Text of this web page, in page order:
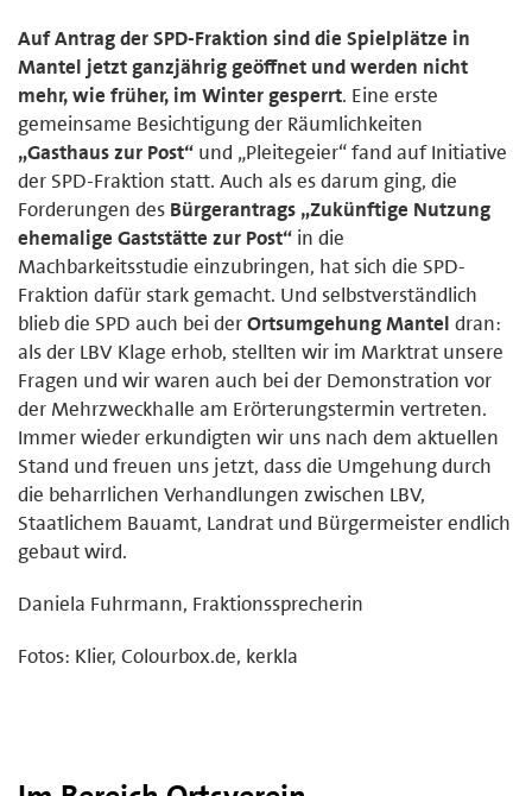
Auf Antrag der SPD-Fraktion sind die Spielplätze in
Mantel jetzt ganzjährig geöffnet und werden nicht
mehr, wie früher, im Winter gesperrt. Eine erste
gemeinsame Besichtigung der Räumlichkeiten
„Gasthaus zur Post“ und „Pleitegeier“ fand auf Initiative
der SPD-Fraktion statt. Auch als es darum ging, die
Forderungen des Bürgerantrags „Zukünftige Nutzung
ehemalige Gaststätte zur Post“ in die
Machbarkeitsstudie einzubringen, hat sich die SPD-
Fraktion dafür stark gemacht. Und selbstverständlich
blieb die SPD auch bei derOrtsumgehung Mantel dran:
als der LBV Klage erhob, stellten wir im Marktrat unsere
Fragen und wir waren auch bei der Demonstration vor
der Mehrzweckhalle am Erörterungstermin vertreten.
Immer wieder erkundigten wir uns nach dem aktuellen
Stand und freuen uns jetzt, dass die Umgehung durch
die beharrlichen Verhandlungen zwischen LBV,
Staatlichem Bauamt, Landrat und Bürgermeister endlich
gebaut wird.
Daniela Fuhrmann, Fraktionssprecherin
Fotos: Klier, Colourbox.de, kerkla